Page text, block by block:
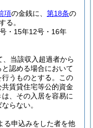
項の金銭に、 第18条の
る。
・15年12号・16年
当該収入超過者から
認める場合において
うものとする。
この
賃貸住宅等公的資金
、その入居を容易に
らない。
る申込みをした者を他